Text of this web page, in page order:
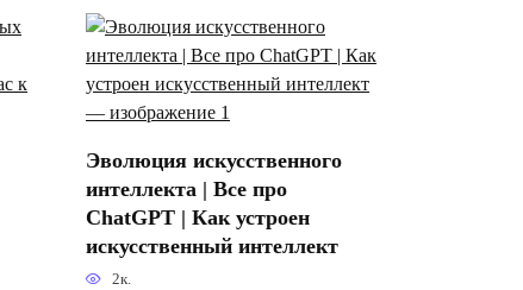
Эволюция искусственного
интеллекта | Все про
ChatGPT | Как устроен
искусственный интеллект
2к.